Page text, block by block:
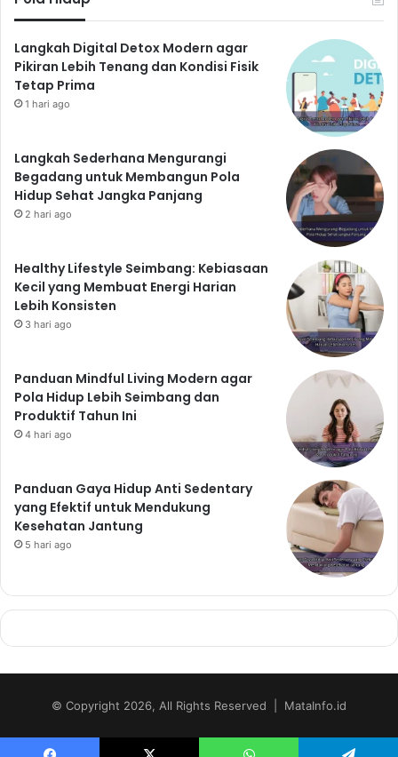
Langkah Digital Detox Modern agar
Pikiran Lebih Tenang dan Kondisi Fisik
Tetap Prima
1 hari ago
Langkah Sederhana Mengurangi
Begadang untuk Membangun Pola
Hidup Sehat Jangka Panjang
2 hari ago
Healthy Lifestyle Seimbang: Kebiasaan
Kecil yang Membuat Energi Harian
Lebih Konsisten
3 hari ago
Panduan Mindful Living Modern agar
Pola Hidup Lebih Seimbang dan
Produktif Tahun Ini
4 hari ago
Panduan Gaya Hidup Anti Sedentary
yang Efektif untuk Mendukung
Kesehatan Jantung
5 hari ago
© Copyright 2026, All Rights Reserved | MataInfo.id